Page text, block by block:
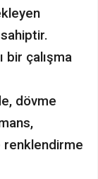
bir çalışma
dövme
renklendirme